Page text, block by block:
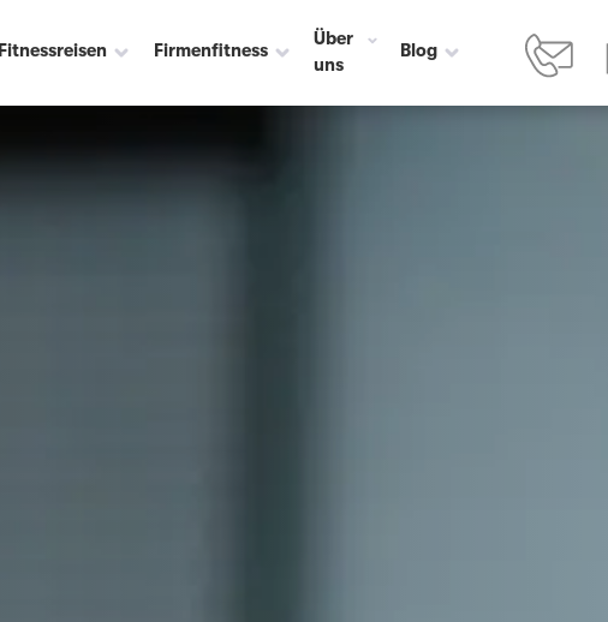
Fitnessreisen Firmenfitness
Über
uns
Blog